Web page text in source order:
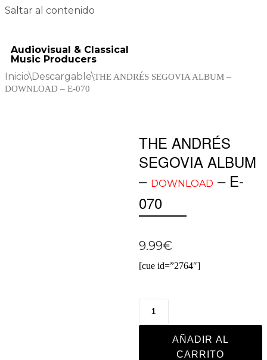
Saltar al contenido
Audiovisual & Classical
Music Producers
Inicio\Descargable\THE ANDRÉS SEGOVIA ALBUM –
DOWNLOAD – E-070
THE ANDRÉS
SEGOVIA ALBUM
– DOWNLOAD – E-
070
9.99€
[cue id=”2764″]
AÑADIR AL
CARRITO